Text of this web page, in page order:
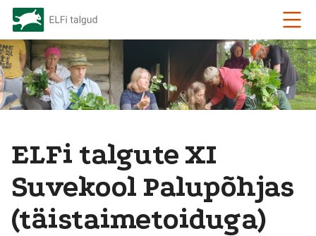
ELFi talgute XI
Suvekool Palupõhjas
(täistaimetoiduga)